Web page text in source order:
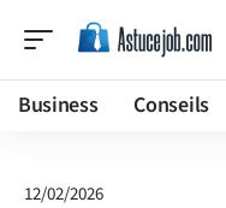
Business Conseils
12/02/2026